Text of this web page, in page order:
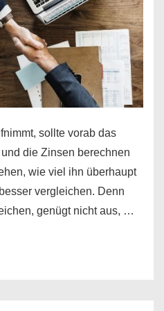
sollte vorab das
die Zinsen berechnen
wie viel ihn überhaupt
vergleichen. Denn
genügt nicht aus, …